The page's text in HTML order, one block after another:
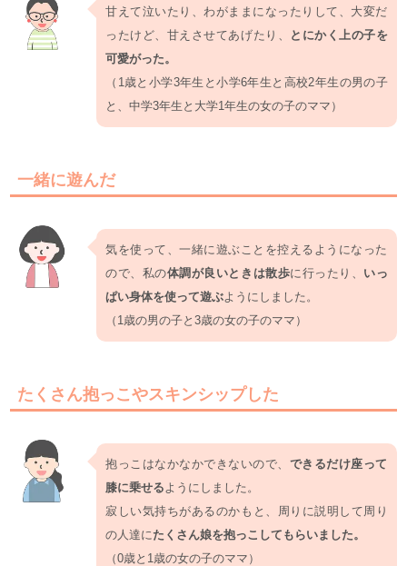
甘えて泣いたり、わがままになったりして、大変だ
ったけど、甘えさせてあげたり、
とにかく上の子を
可愛がった。
（1歳と小学3年生と小学6年生と高校2年生の男の子
と、中学3年生と大学1年生の女の子のママ）
一緒に遊んだ
気を使って、一緒に遊ぶことを控えるようになった
ので、私の体調が良いときは散歩に行ったり、 いっ
ぱい身体を使って遊ぶようにしました。
（1歳の男の子と3歳の女の子のママ）
たくさん抱っこやスキンシップした
抱っこはなかなかできないので、 できるだけ座って
膝に乗せる ようにしました。
寂しい気持ちがあるのかもと、周りに説明して周り
の人達にたくさん娘を抱っこしてもらいました。
（0歳と1歳の女の子のママ）